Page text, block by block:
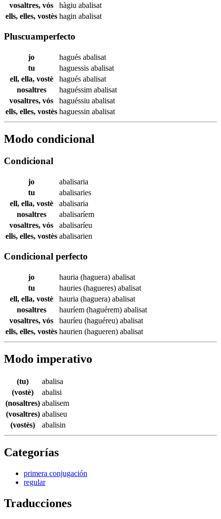
vosaltres, vós
hàgiu abalisat
ells, elles, vostès hagin abalisat
Pluscuamperfecto
jo hagués abalisat
tu
haguessis abalisat
ell, ella, vostè
hagués abalisat
nosaltres
haguéssim abalisat
vosaltres, vós
haguéssiu abalisat
ells, elles, vostès haguessin abalisat
Modo condicional
Condicional
jo
abalisaria
tu
abalisaries
ell, ella, vostè
abalisaria
nosaltres
abalisaríem
vosaltres, vós
abalisaríeu
ells, elles, vostès abalisarien
Condicional perfecto
jo hauria (haguera) abalisat
tu
hauries (hagueres) abalisat
ell, ella, vostè
hauria (haguera) abalisat
nosaltres
hauríem (haguérem) abalisat
vosaltres, vós
hauríeu (haguéreu) abalisat
ells, elles, vostès haurien (hagueren) abalisat
Modo imperativo
(tu)
abalisa
(vostè)
abalisi
(nosaltres) abalisem
(vosaltres) abaliseu
(vostès)
abalisin
Categorías
primera conjugación
regular
Traducciones